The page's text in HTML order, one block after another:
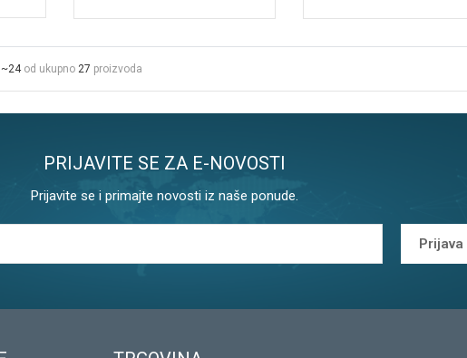
od ukupno 27 proizvoda
PRIJAVITE SE ZA E-NOVOSTI
Prijavite se i primajte novosti iz naše ponude.
Prijava